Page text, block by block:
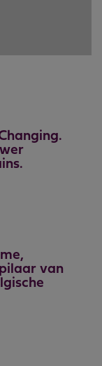
van